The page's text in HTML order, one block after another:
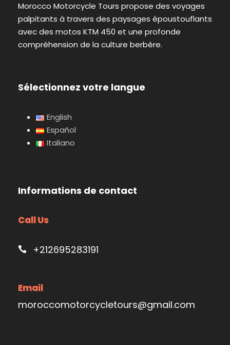
Morocco Motorcycle Tours propose des voyages
palpitants à travers des paysages époustouflants
avec des motos KTM 450 et une profonde
compréhension de la culture berbère.
Sélectionnez votre langue
English
Español
Italiano
Informations de contact
Call Us
+212695283191
Email
moroccomotorcycletours@gmail.com